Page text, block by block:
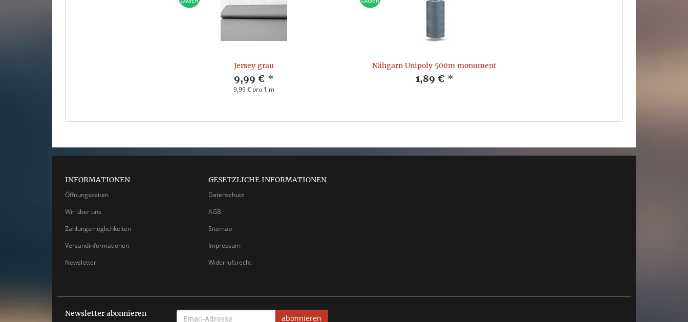
Jersey grau
9,99 € *
9,99 € pro 1 m
Nähgarn Unipoly 500m monument
1,89 € *
INFORMATIONEN
Öffnungszeiten
Wir über uns
Zahlungsmöglichkeiten
Versandinformationen
Newsletter
GESETZLICHE INFORMATIONEN
Datenschutz
AGB
Sitemap
Impressum
Widerrufsrecht
Newsletter abonnieren
EMAIL-
abonnieren